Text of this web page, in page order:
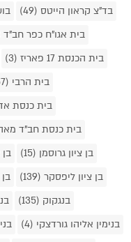
בד"צ קראון הייטס (49)
בית אגו"ח כפר חב"ד
בית הכנסת 17 פאריז (3)
בית הרבי (57)
בית כנסת
בית כנסת חב"ד מאה
בן ציון גרוסמן (15)
בן
בן ציון ליפסקר (139)
בן
בנגקוק (135)
בנימין אליהו גורדצקי (4)